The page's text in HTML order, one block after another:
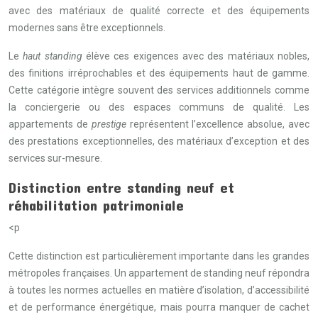
avec des matériaux de qualité correcte et des équipements
modernes sans être exceptionnels.
Lehaut standingélève ces exigences avec des matériaux nobles,
des finitions irréprochables et des équipements haut de gamme.
Cette catégorie intègre souvent des services additionnels comme
la conciergerie ou des espaces communs de qualité. Les
appartements de prestigereprésentent l’excellence absolue, avec
des prestations exceptionnelles, des matériaux d’exception et des
services sur-mesure.
Distinction entre standing neuf et
réhabilitation patrimoniale
<p
Cette distinction est particulièrement importante dans les grandes
métropoles françaises. Un appartement de standing neuf répondra
à toutes les normes actuelles en matière d’isolation, d’accessibilité
et de performance énergétique, mais pourra manquer de cachet